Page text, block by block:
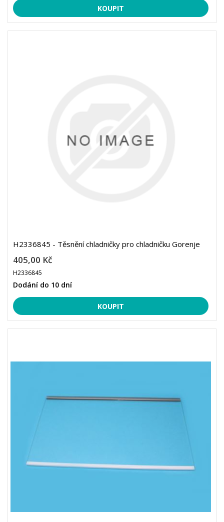
H2336845 - Těsnění chladničky pro chladničku Gorenje
405,00 Kč
H2336845
Dodání do 10 dní